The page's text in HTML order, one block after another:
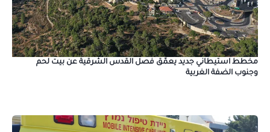
مخطط استيطاني جديد يعمّق فصل القدس الشرقية عن بيت لحم
وجنوب الضفة الغربية